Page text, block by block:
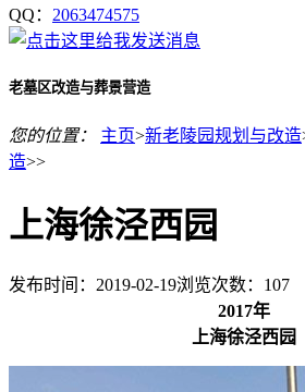
QQ： 2063474575
老墓区改造与葬景营造
您的位置： 主页>新老陵园规划与改造
造>>
上海徐泾西园
发布时间：2019-02-19浏览次数： 107
2017年
上海徐泾西园